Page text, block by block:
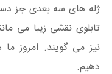
ژله های سه بعدی جز
تابلوی نقشی زیبا می
نیز می گویند. امروز
دهیم.